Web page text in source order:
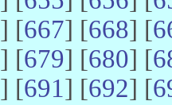
] [667] [668] [
] [679] [680] [
] [691] [692] [